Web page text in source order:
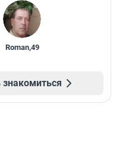
Roman,49
знакомиться